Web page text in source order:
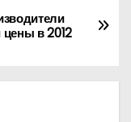
в 2012